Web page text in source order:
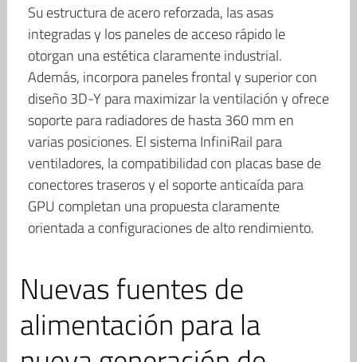
Su estructura de acero reforzada, las asas
integradas y los paneles de acceso rápido le
otorgan una estética claramente industrial.
Además, incorpora paneles frontal y superior con
diseño 3D-Y para maximizar la ventilación y ofrece
soporte para radiadores de hasta 360 mm en
varias posiciones. El sistema InfiniRail para
ventiladores, la compatibilidad con placas base de
conectores traseros y el soporte anticaída para
GPU completan una propuesta claramente
orientada a configuraciones de alto rendimiento.
Nuevas fuentes de
alimentación para la